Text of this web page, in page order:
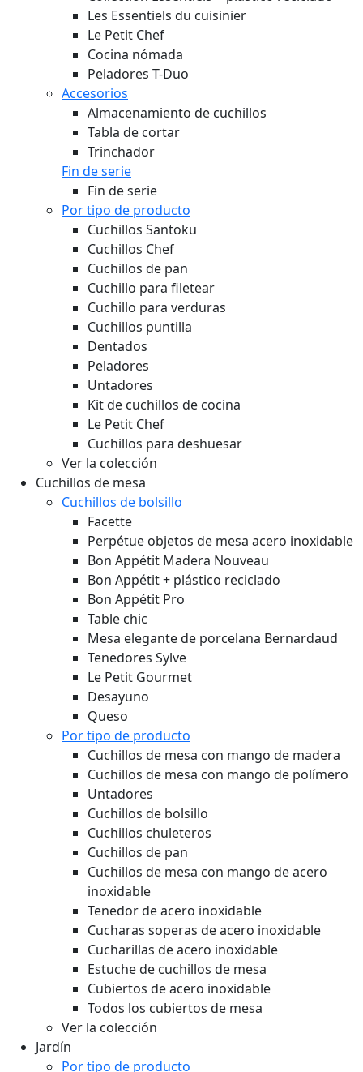
Les Essentiels du cuisinier
Le Petit Chef
Cocina nómada
Peladores T-Duo
Accesorios
Almacenamiento de cuchillos
Tabla de cortar
Trinchador
Fin de serie
Fin de serie
Por tipo de producto
Cuchillos Santoku
Cuchillos Chef
Cuchillos de pan
Cuchillo para filetear
Cuchillo para verduras
Cuchillos puntilla
Dentados
Peladores
Untadores
Kit de cuchillos de cocina
Le Petit Chef
Cuchillos para deshuesar
Ver la colección
Cuchillos de mesa
Cuchillos de bolsillo
Facette
Perpétue objetos de mesa acero inoxidable
Bon Appétit Madera Nouveau
Bon Appétit + plástico reciclado
Bon Appétit Pro
Table chic
Mesa elegante de porcelana Bernardaud
Tenedores Sylve
Le Petit Gourmet
Desayuno
Queso
Por tipo de producto
Cuchillos de mesa con mango de madera
Cuchillos de mesa con mango de polímero
Untadores
Cuchillos de bolsillo
Cuchillos chuleteros
Cuchillos de pan
Cuchillos de mesa con mango de acero
inoxidable
Tenedor de acero inoxidable
Cucharas soperas de acero inoxidable
Cucharillas de acero inoxidable
Estuche de cuchillos de mesa
Cubiertos de acero inoxidable
Todos los cubiertos de mesa
Ver la colección
Jardín
Por tipo de producto